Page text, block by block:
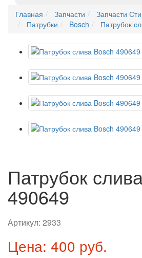
Главная Запчасти
Запчасти
Патрубки
Bosch Патрубок
Патрубок
490649
Артикул: 2933
Цена: 400 руб.